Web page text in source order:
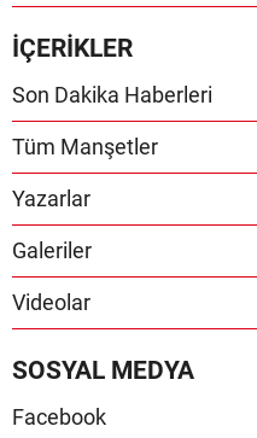
İÇERİKLER
Son Dakika Haberleri
Tüm Manşetler
Yazarlar
Galeriler
Videolar
SOSYAL MEDYA
Facebook